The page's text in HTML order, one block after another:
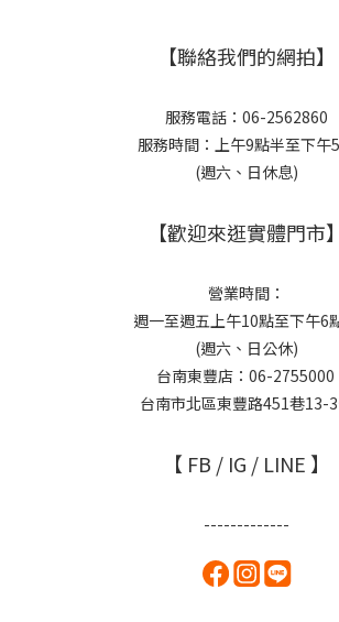
【聯絡我們的網拍】
服務電話：06-2562860
服務時間：上午9點半至下午
(週六、日休息)
【歡迎來逛實體門市】
營業時間：
週一至週五上午10點至下午6
(週六、日公休)
台南東豐店：06-2755000
台南市北區東豐路451巷13-
【 FB / IG / LINE 】
-------------